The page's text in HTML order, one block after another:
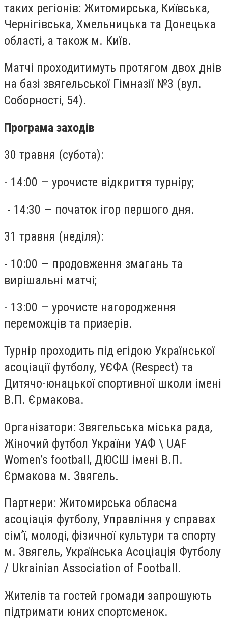
таких регіонів: Житомирська, Київська,
Чернігівська, Хмельницька та Донецька
області, а також м. Київ.
Матчі проходитимуть протягом двох днів
на базі звягельської Гімназії №3 (вул.
Соборності, 54).
Програма заходів
30 травня (субота):
- 14:00 — урочисте відкриття турніру;
- 14:30 — початок ігор першого дня.
31 травня (неділя):
- 10:00 — продовження змагань та
вирішальні матчі;
- 13:00 — урочисте нагородження
переможців та призерів.
Турнір проходить під егідою Української
асоціації футболу, УЄФА (Respect) та
Дитячо-юнацької спортивної школи імені
В.П. Єрмакова.
Організатори: Звягельська міська рада,
Жіночий футбол України УАФ \ UAF
Women’s football, ДЮСШ імені В.П.
Єрмакова м. Звягель.
Партнери: Житомирська обласна
асоціація футболу, Управління у справах
сім’ї, молоді, фізичної культури та спорту
м. Звягель, Українська Асоціація Футболу
/ Ukrainian Association of Football.
Жителів та гостей громади запрошують
підтримати юних спортсменок.